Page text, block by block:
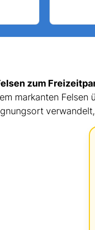
zum
markanten